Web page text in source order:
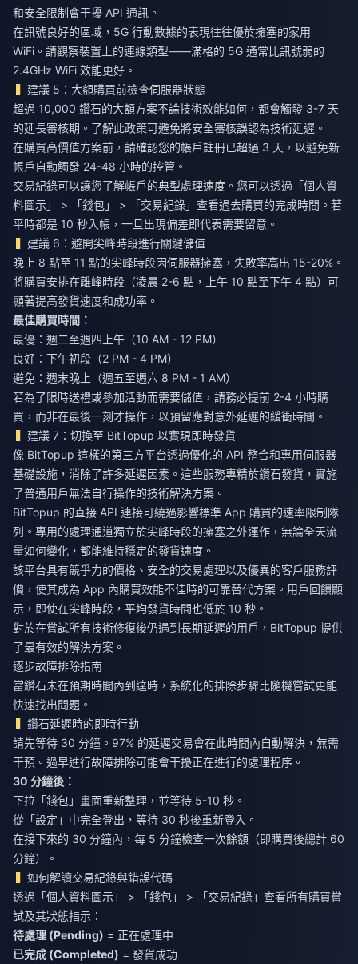
和安全限制會干擾 API 通訊。
在訊號良好的區域，5G 行動數據的表現往往優於擁塞的家用
WiFi。請觀察裝置上的連線類型——滿格的 5G 通常比訊號弱的
2.4GHz WiFi 效能更好。
建議 5：大額購買前檢查伺服器狀態
超過 10,000 鑽石的大額方案不論技術效能如何，都會觸發 3-7 天
的延長審核期。了解此政策可避免將安全審核誤認為技術延遲。
在購買高價值方案前，請確認您的帳戶註冊已超過 3 天，以避免新
帳戶自動觸發 24-48 小時的控管。
交易紀錄可以讓您了解帳戶的典型處理速度。您可以透過「個人資
料圖示」 > 「錢包」 > 「交易紀錄」查看過去購買的完成時間。若
平時都是 10 秒入帳，一旦出現偏差即代表需要留意。
建議 6：避開尖峰時段進行關鍵儲值
晚上 8 點至 11 點的尖峰時段因伺服器擁塞，失敗率高出 15-20%。
將購買安排在離峰時段（凌晨 2-6 點，上午 10 點至下午 4 點）可
顯著提高發貨速度和成功率。
最佳購買時間：
最優：週二至週四上午（10 AM - 12 PM）
良好：下午初段（2 PM - 4 PM）
避免：週末晚上（週五至週六 8 PM - 1 AM）
若為了限時送禮或參加活動而需要儲值，請務必提前 2-4 小時購
買，而非在最後一刻才操作，以預留應對意外延遲的緩衝時間。
建議 7：切換至 BitTopup 以實現即時發貨
像 BitTopup 這樣的第三方平台透過優化的 API 整合和專用伺服器
基礎設施，消除了許多延遲因素。這些服務專精於鑽石發貨，實施
了普通用戶無法自行操作的技術解決方案。
BitTopup 的直接 API 連接可繞過影響標準 App 購買的速率限制隊
列。專用的處理通道獨立於尖峰時段的擁塞之外運作，無論全天流
量如何變化，都能維持穩定的發貨速度。
該平台具有競爭力的價格、安全的交易處理以及優異的客戶服務評
價，使其成為 App 內購買效能不佳時的可靠替代方案。用戶回饋顯
示，即使在尖峰時段，平均發貨時間也低於 10 秒。
對於在嘗試所有技術修復後仍遇到長期延遲的用戶， BitTopup 提供
了最有效的解決方案。
逐步故障排除指南
當鑽石未在預期時間內到達時，系統化的排除步驟比隨機嘗試更能
快速找出問題。
鑽石延遲時的即時行動
請先等待 30 分鐘。97% 的延遲交易會在此時間內自動解決，無需
干預。過早進行故障排除可能會干擾正在進行的處理程序。
30 分鐘後：
下拉「錢包」畫面重新整理，並等待 5-10 秒。
從「設定」中完全登出，等待 30 秒後重新登入。
在接下來的 30 分鐘內，每 5 分鐘檢查一次餘額（即購買後總計 60
分鐘）。
如何解讀交易紀錄與錯誤代碼
透過「個人資料圖示」 > 「錢包」 > 「交易紀錄」查看所有購買嘗
試及其狀態指示：
待處理 (Pending) = 正在處理中
已完成 (Completed) = 發貨成功